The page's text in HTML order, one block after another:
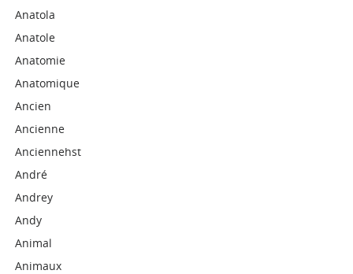
Anatola
Anatole
Anatomie
Anatomique
Ancien
Ancienne
Anciennehst
André
Andrey
Andy
Animal
Animaux